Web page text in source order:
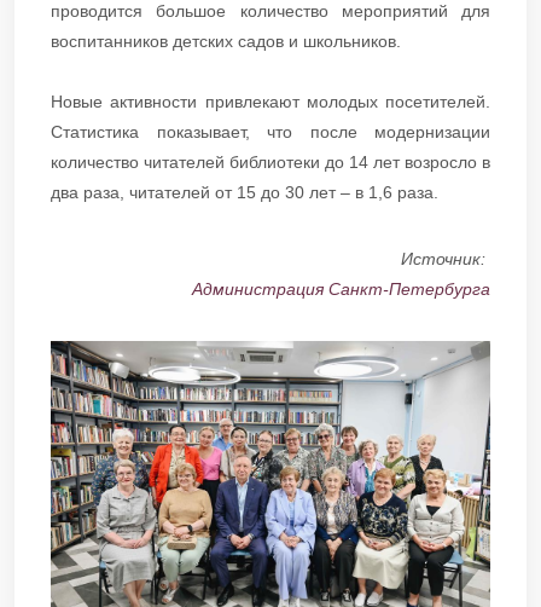
проводится большое количество мероприятий для
воспитанников детских садов и школьников.
Новые активности привлекают молодых посетителей.
Статистика показывает, что после модернизации
количество читателей библиотеки до 14 лет возросло в
два раза, читателей от 15 до 30 лет – в 1,6 раза.
Источник:
Администрация Санкт-Петербурга